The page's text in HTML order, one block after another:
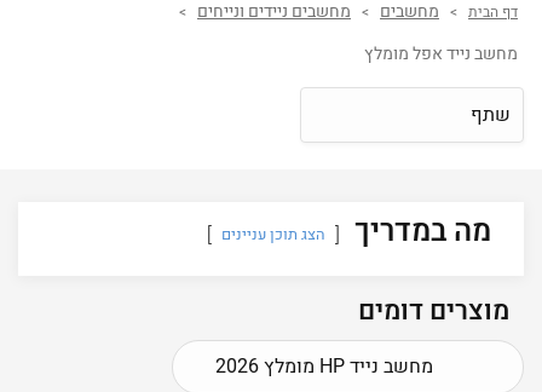
דף הבית > מחשבים > מחשבים ניידים ונייחים >
מחשב נייד אפל מומלץ
שתף
מה במדריך הצג תוכן עניינים
מוצרים דומים
מחשב נייד HP מומלץ 2026